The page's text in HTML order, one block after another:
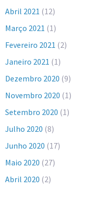
Abril 2021 (12)
Março 2021 (1)
Fevereiro 2021 (2)
Janeiro 2021 (1)
Dezembro 2020 (9)
Novembro 2020 (1)
Setembro 2020 (1)
Julho 2020 (8)
Junho 2020 (17)
Maio 2020 (27)
Abril 2020 (2)